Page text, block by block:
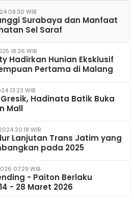
09:30 WIB
Surabaya dan Manfaat
Sel Saraf
18:26 WIB
Hadirkan Hunian Eksklusif
Pertama di Malang
13:23 WIB
Hadinata Batik Buka
Mall
20:18 WIB
Lanjutan Trans Jatim yang
pada 2025
07:29 WIB
- Paiton Berlaku
- 28 Maret 2026